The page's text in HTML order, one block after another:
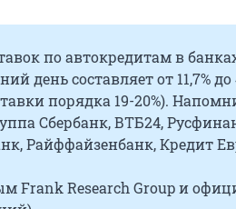
по автокредитам в
день составляет от 11,7%
порядка 19-20%).
Сбербанк, ВТБ24,
Райффайзенбанк, Кредит
Frank Research Group и